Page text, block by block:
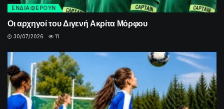
ΕΝΔΙΑΦΕΡΟΥΝ
Οι αρχηγοί του Διγενή Ακρίτα Μόρφου
30/07/2026 11